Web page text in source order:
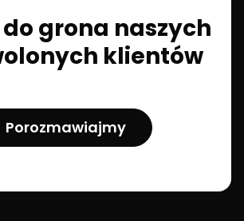
do grona naszych
klientów
Porozmawiajmy